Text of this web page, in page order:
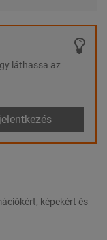
láthassa az
képekért és